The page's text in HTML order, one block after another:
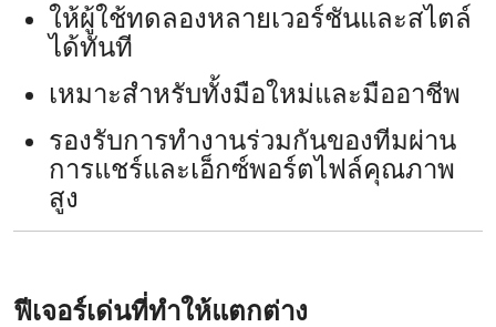
ให้ผู้ใช้ทดลองหลายเวอร์ชันและสไตล์
ได้ทันที
เหมาะสำหรับทั้งมือใหม่และมืออาชีพ
รองรับการทำงานร่วมกันของทีมผ่าน
การแชร์และเอ็กซ์พอร์ตไฟล์คุณภาพ
สูง
ฟีเจอร์เด่นที่ทำให้แตกต่าง